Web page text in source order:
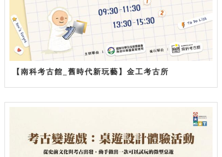
【南科考古館_舊時代新玩藝】金工考古所